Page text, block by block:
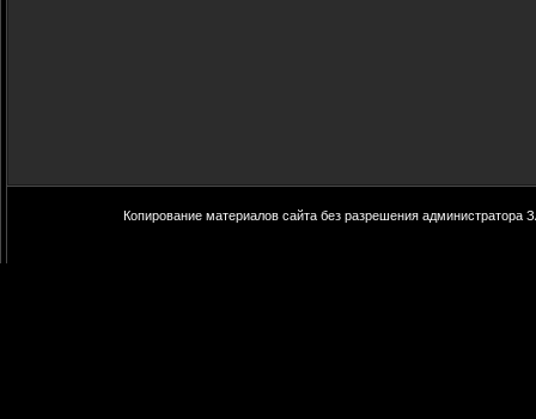
Копирование материалов сайта без разрешения